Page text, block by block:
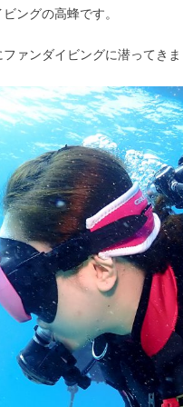
ングの高蜂です。
ァンダイビングに潜ってき